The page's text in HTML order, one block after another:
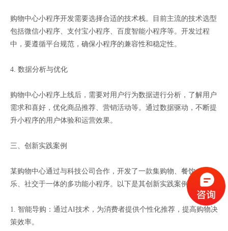
购物中心小程序开发需要选择合适的技术栈。目前主流的技术选型
包括微信小程序、支付宝小程序、百度智能小程序等。开发过程
中，要遵循平台规范，确保小程序的兼容性和稳定性。
4. 数据分析与优化
购物中心小程序上线后，需要对用户行为数据进行分析，了解用户
需求和喜好，优化商品推荐、营销活动等。通过数据驱动，不断提
升小程序的用户体验和运营效果。
三、创新实践案例
某购物中心通过与科技公司合作，开发了一款集购物、餐饮、娱
乐、社交于一体的多功能小程序。以下是其创新实践案例：
1. 智能导购：通过AI技术，为消费者提供个性化推荐，提高购物决
策效率。